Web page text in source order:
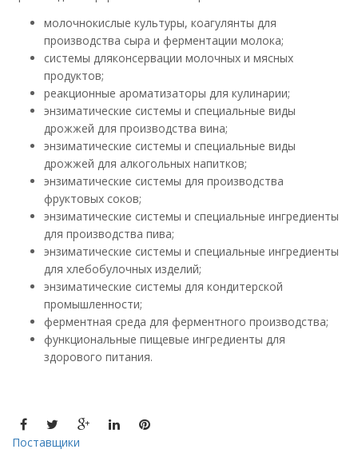
молочнокислые культуры, коагулянты для
производства сыра и ферментации молока;
системы дляконсервации молочных и мясных
продуктов;
реакционные ароматизаторы для кулинарии;
энзиматические системы и специальные виды
дрожжей для производства вина;
энзиматические системы и специальные виды
дрожжей для алкогольных напитков;
энзиматические системы для производства
фруктовых соков;
энзиматические системы и специальные ингредиенты
для производства пива;
энзиматические системы и специальные ингредиенты
для хлебобулочных изделий;
энзиматические системы для кондитерской
промышленности;
ферментная среда для ферментного производства;
функциональные пищевые ингредиенты для
здорового питания.
Поставщики